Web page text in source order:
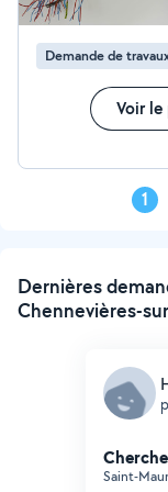
Demande de
Voir
1
Dernières
Chennevières-
Saint-